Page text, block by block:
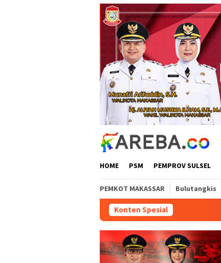
HOME PSM PEMPROV SULSEL
PEMKOT MAKASSAR Bulutangkis
Konten Spesial